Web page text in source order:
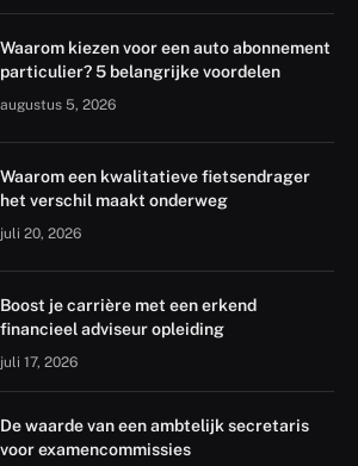
Waarom kiezen voor een auto abonnement
particulier? 5 belangrijke voordelen
augustus 5, 2026
Waarom een kwalitatieve fietsendrager
het verschil maakt onderweg
juli 20, 2026
Boost je carrière met een erkend
financieel adviseur opleiding
juli 17, 2026
De waarde van een ambtelijk secretaris
voor examencommissies